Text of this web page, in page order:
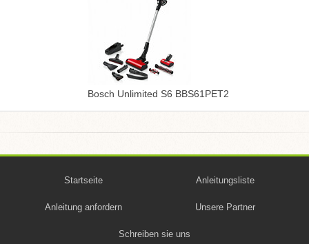
Bosch Unlimited S6 BBS61PET2
Startseite Anleitungsliste
Anleitung anfordern Unsere Partner
Schreiben sie uns